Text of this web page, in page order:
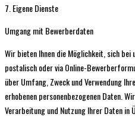
7. Eigene Dienste
Umgang mit Bewerberdaten
Wir bieten Ihnen die Möglichkeit, sich bei
postalisch oder via Online-
über Umfang, Zweck und Verwendung
erhobenen personenbezogenen Daten.
Verarbeitung und Nutzung Ihrer Daten